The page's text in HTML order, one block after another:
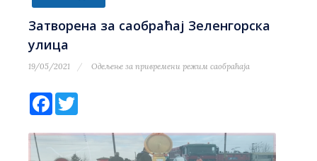
Затворена за саобраћај Зеленгорска
улица
19/05/2021 Одељење за привремени режим саобраћаја
Facebook